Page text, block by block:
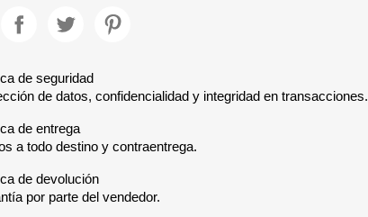
de seguridad
de datos, confidencialidad y integridad en transacciones.
de entrega
a todo destino y contraentrega.
de devolución
por parte del vendedor.